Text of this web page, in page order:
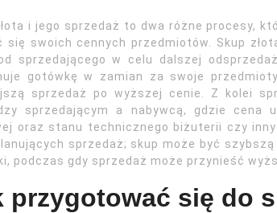
i jego sprzedaż to dwa różne procesy,
się swoich cennych przedmiotów. Skup
sprzedającego w celu dalszej
gotówkę w zamian za swoje
sprzedaż po wyższej cenie. Z kolei
sprzedającym a nabywcą, gdzie
oraz stanu technicznego biżuterii czy
sprzedaż; skup może być
podczas gdy sprzedaż może przynieść
przygotować się do